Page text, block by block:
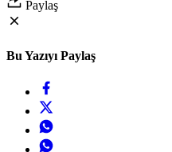
Paylaş
Bu Yazıyı Paylaş